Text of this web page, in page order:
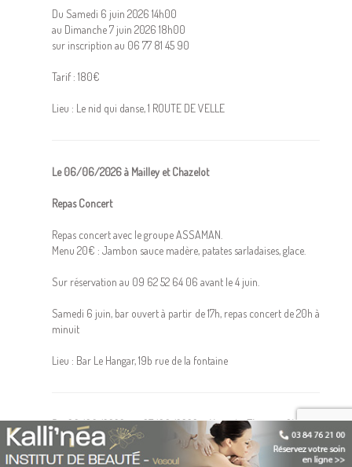
Du Samedi 6 juin 2026 14h00
au Dimanche 7 juin 2026 18h00
sur inscription au 06 77 81 45 90
Tarif : 180€
Lieu : Le nid qui danse, 1 ROUTE DE VELLE
Le 06/06/2026 à Mailley et Chazelot
Repas Concert
Repas concert avec le groupe ASSAMAN.
Menu 20€ : Jambon sauce madère, patates sarladaises, glace.
Sur réservation au 09 62 52 64 06 avant le 4 juin.
Samedi 6 juin, bar ouvert à partir de 17h, repas concert de 20h à
minuit
Lieu : Bar Le Hangar, 19b rue de la fontaine
Du 06/06/2026 au 07/06/2026 à Haut du Them et Château
Lambert